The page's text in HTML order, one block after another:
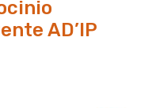
AD’IP